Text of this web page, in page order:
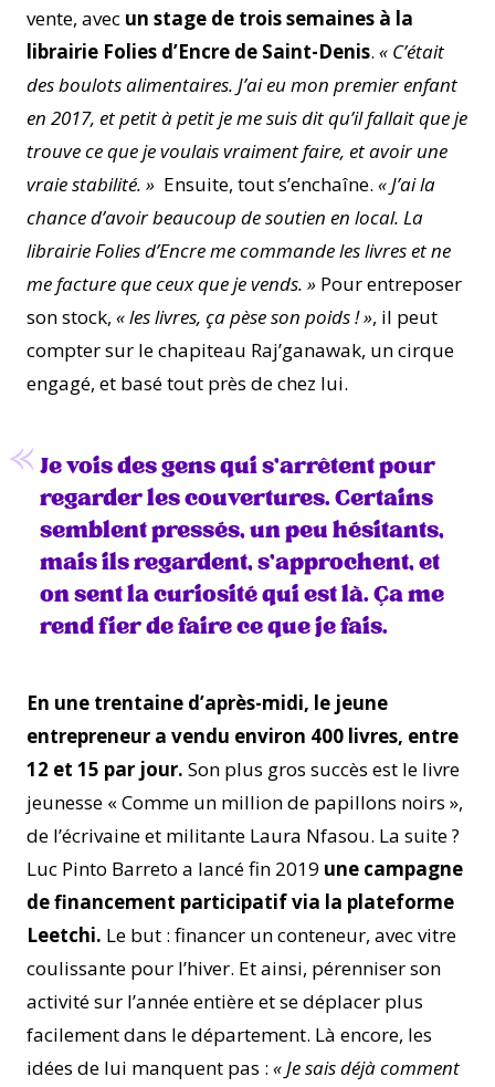
vente, avec un stage de trois semaines à la
librairie Folies d’Encre de Saint-Denis. « C’était
des boulots alimentaires. J’ai eu mon premier enfant
en 2017, et petit à petit je me suis dit qu’il fallait que je
trouve ce que je voulais vraiment faire, et avoir une
vraie stabilité. » Ensuite, tout s’enchaîne. « J’ai la
chance d’avoir beaucoup de soutien en local. La
librairie Folies d’Encre me commande les livres et ne
me facture que ceux que je vends. » Pour entreposer
son stock, « les livres, ça pèse son poids ! », il peut
compter sur le chapiteau Raj’ganawak, un cirque
engagé, et basé tout près de chez lui.
Je vois des gens qui s’arrêtent pour
regarder les couvertures. Certains
semblent pressés, un peu hésitants,
mais ils regardent, s’approchent, et
on sent la curiosité qui est là. Ça me
rend fier de faire ce que je fais.
En une trentaine d’après-midi, le jeune
entrepreneur a vendu environ 400 livres, entre
12 et 15 par jour. Son plus gros succès est le livre
jeunesse « Comme un million de papillons noirs »,
de l’écrivaine et militante Laura Nfasou. La suite ?
Luc Pinto Barreto a lancé fin 2019 une campagne
de financement participatif via la plateforme
Leetchi. Le but : financer un conteneur, avec vitre
coulissante pour l’hiver. Et ainsi, pérenniser son
activité sur l’année entière et se déplacer plus
facilement dans le département. Là encore, les
idées de lui manquent pas : « Je sais déjà comment